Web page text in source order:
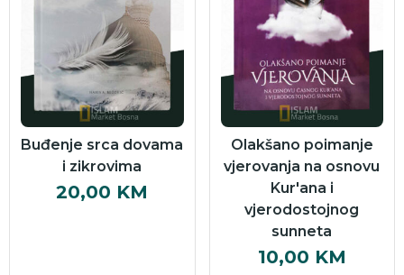
Buđenje srca dovama
i zikrovima
20,00 KM
Olakšano poimanje
vjerovanja na osnovu
Kur'ana i
vjerodostojnog
sunneta
10,00 KM